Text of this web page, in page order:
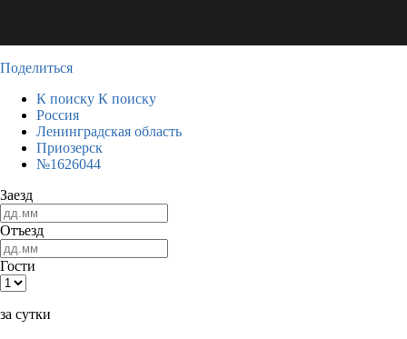
Поделиться
К поиску К поиску
Россия
Ленинградская область
Приозерск
№1626044
Заезд
Отъезд
Гости
за сутки